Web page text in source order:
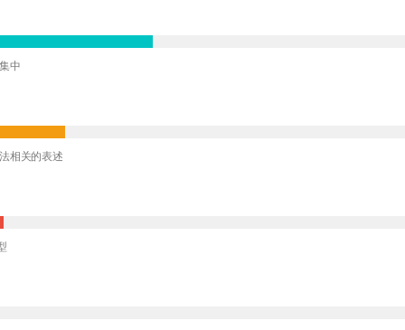
中
相关的表述